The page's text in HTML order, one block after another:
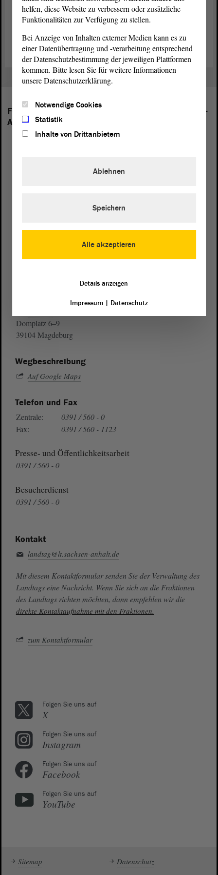
Tagesordnung für die September-Sitzungen (PDF; 514.61 KB)
Zeitplan für die September-Sitzungen (PDF; 143.12 KB)
Folgende Fraktionen sind im Landtag von Sachsen-
Anhalt vertreten:
Domplatz 6–9
39104 Magdeburg
Wegbeschreibung
Auf Google Maps
Telefon und Fax
Zentrale:
0391 / 560 - 0
Fax:
0391 / 560 - 1123
Presse- und Öffentlichkeitsarbeit
0391 / 560 - 0
Besucherdienst
0391 / 560 - 0
Kontakt
landtag@lt.sachsen-anhalt.de
Mit diesem Kontaktformular senden Sie der Verwaltung des
Landtags eine Nachricht. Wenn Sie sich an die Fraktionen
des Landtags richten möchten, dann empfehlen wir die
direkte Kontaktaufnahme mit den Fraktionen.
zum Kontaktformular
Folgen Sie uns auf
X
Folgen Sie uns auf
Instagram
Folgen Sie uns auf
Facebook
Folgen Sie uns auf
YouTube
Sitemap Datenschutz
helfen, diese Website zu verbessern oder zusätzliche
Funktionalitäten zur Verfügung zu stellen.
Bei Anzeige von Inhalten externer Medien kann es zu
einer Datenübertragung und -verarbeitung entsprechend
der Datenschutzbestimmung der jeweiligen Plattformen
kommen. Bitte lesen Sie für weitere Informationen
unsere Datenschutzerklärung.
Notwendige Cookies
Statistik
Inhalte von Drittanbietern
Alle akzeptieren
Ablehnen
Speichern
Details anzeigen
Impressum| Datenschutz